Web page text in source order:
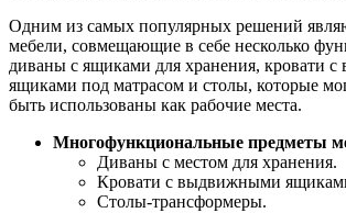
Одним из самых популярных решений
мебели, совмещающие в себе несколько
диваны с ящиками для хранения, кровати
ящиками под матрасом и столы, которые
быть использованы как рабочие места.
Многофункциональные предметы
Диваны с местом для хранения.
Кровати с выдвижными
Столы-трансформеры.